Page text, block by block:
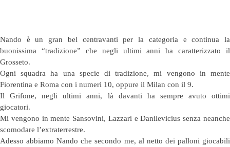
Nando è un gran bel centravanti per la categoria e continua la
buonissima “tradizione” che negli ultimi anni ha caratterizzato il
Grosseto.
Ogni squadra ha una specie di tradizione, mi vengono in mente
Fiorentina e Roma con i numeri 10, oppure il Milan con il 9.
Il Grifone, negli ultimi anni, là davanti ha sempre avuto ottimi
giocatori.
Mi vengono in mente Sansovini, Lazzari e Danilevicius senza neanche
scomodare l’extraterrestre.
Adesso abbiamo Nando che secondo me, al netto dei palloni giocabili